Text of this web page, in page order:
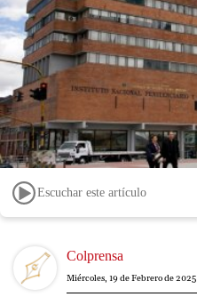
Escuchar este artículo
Image Colprensa
Miércoles, 19 de Febrero de 2025